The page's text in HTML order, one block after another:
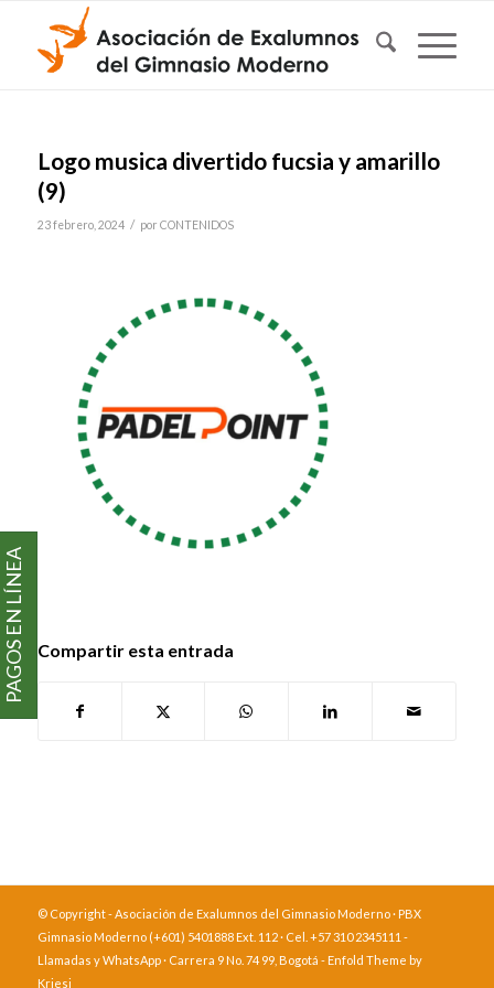
Logo musica divertido fucsia y amarillo
(9)
23 febrero, 2024 / por CONTENIDOS
Compartir esta entrada
© Copyright - Asociación de Exalumnos del Gimnasio Moderno · PBX
Gimnasio Moderno (+601) 5401888 Ext. 112 · Cel. +57 310 2345111 -
Llamadas y WhatsApp · Carrera 9 No. 74 99, Bogotá - Enfold Theme by
Kriesi
PAGOS EN LÍNEA